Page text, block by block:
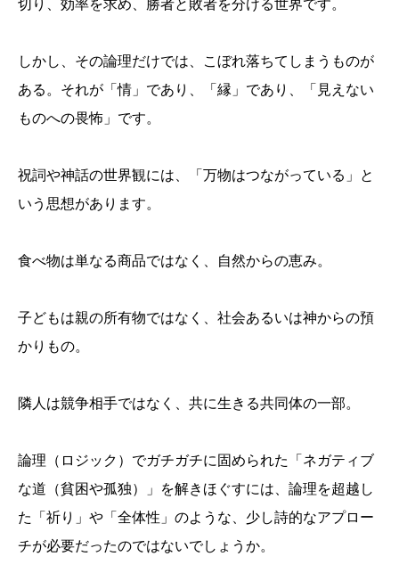
切り、効率を求め、勝者と敗者を分ける世界です。
しかし、その論理だけでは、こぼれ落ちてしまうものが
ある。それが「情」であり、「縁」であり、「見えない
ものへの畏怖」です。
祝詞や神話の世界観には、「万物はつながっている」と
いう思想があります。
食べ物は単なる商品ではなく、自然からの恵み。
子どもは親の所有物ではなく、社会あるいは神からの預
かりもの。
隣人は競争相手ではなく、共に生きる共同体の一部。
論理（ロジック）でガチガチに固められた「ネガティブ
な道（貧困や孤独）」を解きほぐすには、論理を超越し
た「祈り」や「全体性」のような、少し詩的なアプロー
チが必要だったのではないでしょうか。